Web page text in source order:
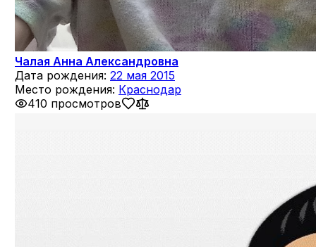
Чалая Анна Александровна
Дата рождения: 22 мая 2015
Место рождения: Краснодар
410 просмотров